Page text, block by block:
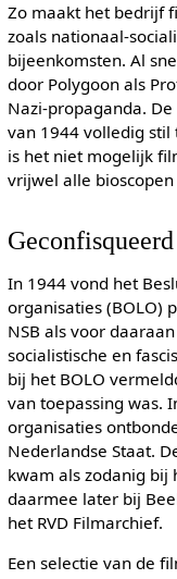
Zo maakt het bedrijf
zoals nationaal-
bijeenkomsten. Al
door Polygoon als
Nazi-propaganda.
van 1944 volledig
is het niet mogelijk
vrijwel alle
In 1944 vond het
organisaties (BOLO)
NSB als voor
socialistische en
bij het BOLO
van toepassing was.
organisaties
Nederlandse Staat.
kwam als zodanig bij
daarmee later bij
het RVD Filmarchief.
Een selectie van de